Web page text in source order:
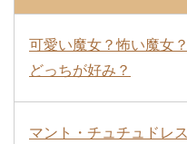
可愛い魔女？怖い魔女？
どっちが好み？
マント・チュチュドレス